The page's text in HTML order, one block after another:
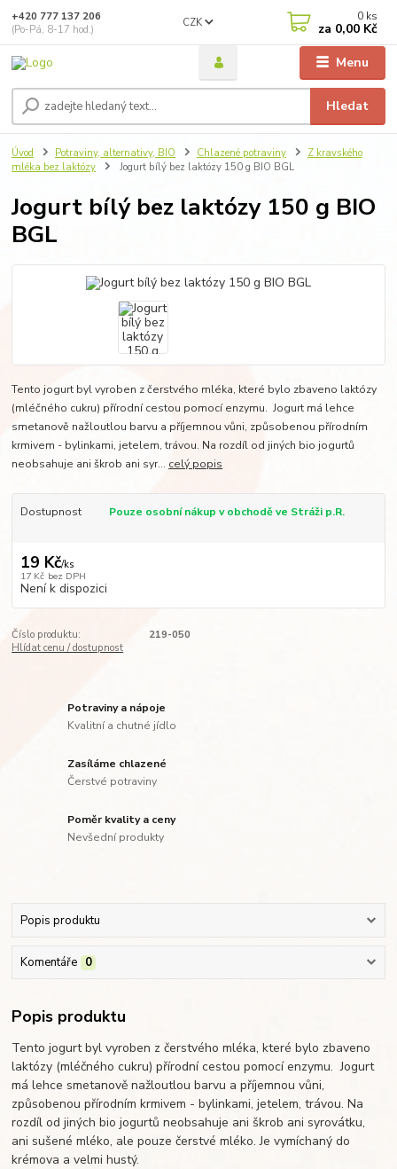
Menu
CZK
Hledat
+420 777 137 206
(Po-Pá, 8-17 hod.)
0 ks
za 0,00 Kč
Úvod Potraviny, alternativy, BIO Chlazené potraviny
Z kravského
mléka bez laktózy
Jogurt bílý bez laktózy 150 g BIO BGL
Jogurt bílý bez laktózy 150 g BIO
BGL
Tento jogurt byl vyroben z čerstvého mléka, které bylo zbaveno laktózy
(mléčného cukru) přírodní cestou pomocí enzymu. Jogurt má lehce
smetanově nažloutlou barvu a příjemnou vůni, způsobenou přírodním
krmivem - bylinkami, jetelem, trávou. Na rozdíl od jiných bio jogurtů
neobsahuje ani škrob ani syr... celý popis
Dostupnost Pouze osobní nákup v obchodě ve Stráži p.R.
19 Kč/ks
17 Kč bez DPH
Není k dispozici
Číslo produktu:
219-050
Hlídat cenu / dostupnost
Potraviny a nápoje
Kvalitní a chutné jídlo
Zasíláme chlazené
Čerstvé potraviny
Poměr kvality a ceny
Nevšední produkty
Popis produktu
Komentáře 0
Popis produktu
Tento jogurt byl vyroben z čerstvého mléka, které bylo zbaveno
laktózy (mléčného cukru) přírodní cestou pomocí enzymu. Jogurt
má lehce smetanově nažloutlou barvu a příjemnou vůni,
způsobenou přírodním krmivem - bylinkami, jetelem, trávou. Na
rozdíl od jiných bio jogurtů neobsahuje ani škrob ani syrovátku,
ani sušené mléko, ale pouze čerstvé mléko. Je vymíchaný do
krémova a velmi hustý.